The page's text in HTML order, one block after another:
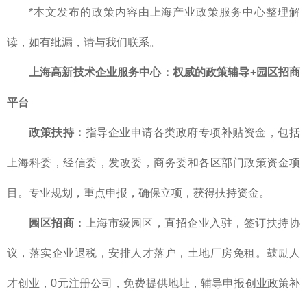
*本文发布的政策内容由上海产业政策服务中心整理解
读，如有纰漏，请与我们联系。
上海高新技术企业服务中心：权威的政策辅导+园区招商
平台
政策扶持： 指导企业申请各类政府专项补贴资金，包括
上海科委，经信委，发改委，商务委和各区部门政策资金项
目。专业规划，重点申报，确保立项，获得扶持资金。
园区招商： 上海市级园区，直招企业入驻，签订扶持协
议，落实企业退税，安排人才落户，土地厂房免租。鼓励人
才创业，0元注册公司，免费提供地址，辅导申报创业政策补